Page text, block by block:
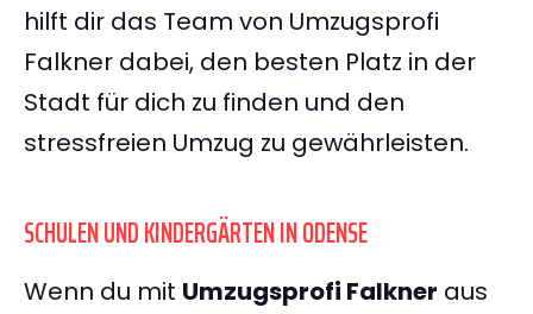
hilft dir das Team von Umzugsprofi
Falkner dabei, den besten Platz in der
Stadt für dich zu finden und den
stressfreien Umzug zu gewährleisten.
SCHULEN UND KINDERGÄRTEN IN ODENSE
Wenn du mit Umzugsprofi Falkner aus